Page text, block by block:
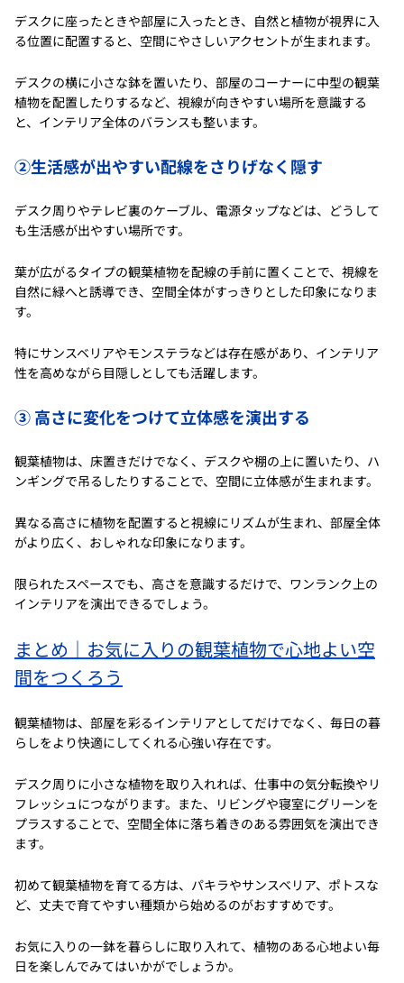
デスクに座ったときや部屋に入ったとき、自然と植物が視界に入
る位置に配置すると、空間にやさしいアクセントが生まれます。
デスクの横に小さな鉢を置いたり、部屋のコーナーに中型の観葉
植物を配置したりするなど、視線が向きやすい場所を意識する
と、インテリア全体のバランスも整います。
②生活感が出やすい配線をさりげなく隠す
デスク周りやテレビ裏のケーブル、電源タップなどは、どうして
も生活感が出やすい場所です。
葉が広がるタイプの観葉植物を配線の手前に置くことで、視線を
自然に緑へと誘導でき、空間全体がすっきりとした印象になりま
す。
特にサンスベリアやモンステラなどは存在感があり、インテリア
性を高めながら目隠しとしても活躍します。
③ 高さに変化をつけて立体感を演出する
観葉植物は、床置きだけでなく、デスクや棚の上に置いたり、ハ
ンギングで吊るしたりすることで、空間に立体感が生まれます。
異なる高さに植物を配置すると視線にリズムが生まれ、部屋全体
がより広く、おしゃれな印象になります。
限られたスペースでも、高さを意識するだけで、ワンランク上の
インテリアを演出できるでしょう。
まとめ｜お気に入りの観葉植物で心地よい空
間をつくろう
観葉植物は、部屋を彩るインテリアとしてだけでなく、毎日の暮
らしをより快適にしてくれる心強い存在です。
デスク周りに小さな植物を取り入れれば、仕事中の気分転換やリ
フレッシュにつながります。また、リビングや寝室にグリーンを
プラスすることで、空間全体に落ち着きのある雰囲気を演出でき
ます。
初めて観葉植物を育てる方は、パキラやサンスベリア、ポトスな
ど、丈夫で育てやすい種類から始めるのがおすすめです。
お気に入りの一鉢を暮らしに取り入れて、植物のある心地よい毎
日を楽しんでみてはいかがでしょうか。